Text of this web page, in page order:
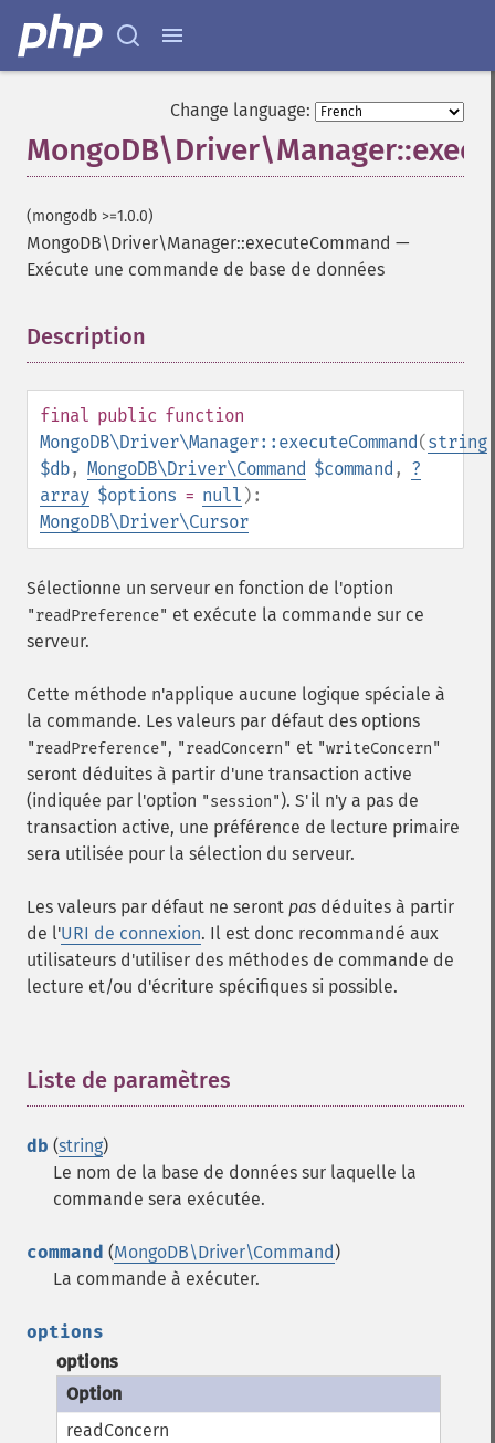
Change language:
(mongodb >=1.0.0)
MongoDB\Driver\Manager::executeCommand —
Exécute une commande de base de données
Description
final public function
MongoDB\Driver\Manager::executeCommand(string
$db, MongoDB\Driver\Command $command , ?
array $options = null ):
MongoDB\Driver\Cursor
Sélectionne un serveur en fonction de l'option
"readPreference" et exécute la commande sur ce
serveur.
Cette méthode n'applique aucune logique spéciale à
la commande. Les valeurs par défaut des options
"readPreference", "readConcern" et "writeConcern"
seront déduites à partir d'une transaction active
(indiquée par l'option "session"). S'il n'y a pas de
transaction active, une préférence de lecture primaire
sera utilisée pour la sélection du serveur.
Les valeurs par défaut ne seront pas déduites à partir
de l'URI de connexion. Il est donc recommandé aux
utilisateurs d'utiliser des méthodes de commande de
lecture et/ou d'écriture spécifiques si possible.
Liste de paramètres
db (string)
Le nom de la base de données sur laquelle la
commande sera exécutée.
command (MongoDB\Driver\Command)
La commande à exécuter.
options
options
readConcern